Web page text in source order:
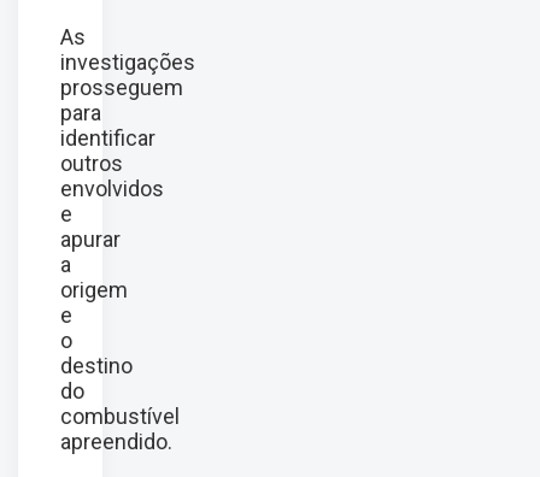
As
investigações
prosseguem
para
identificar
outros
envolvidos
e
apurar
a
origem
e
o
destino
do
combustível
apreendido.